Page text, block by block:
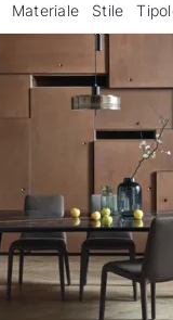
Materiale Stile